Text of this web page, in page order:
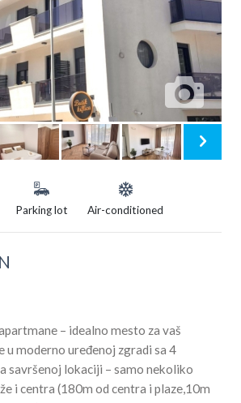
Parking lot Air-conditioned
– idealno mesto za vaš
u moderno uređenoj zgradi sa 4
savršenoj lokaciji – samo nekoliko
i centra (180m od centra i plaze,10m